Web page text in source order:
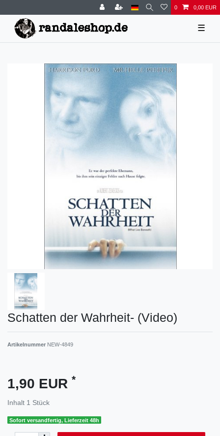
0 0,00 EUR
☰
Schatten der Wahrheit- (Video)
Artikelnummer NEW-4849
1,90 EUR *
Inhalt 1 Stück
Sofort versandfertig, Lieferzeit 48h